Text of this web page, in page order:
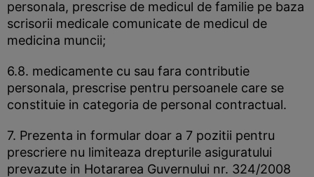
personala, prescrise de medicul de familie pe baza
scrisorii medicale comunicate de medicul de
medicina muncii;
6.8. medicamente cu sau fara contributie
personala, prescrise pentru persoanele care se
constituie in categoria de personal contractual.
7. Prezenta in formular doar a 7 pozitii pentru
prescriere nu limiteaza drepturile asiguratului
prevazute in Hotararea Guvernului nr. 324/2008